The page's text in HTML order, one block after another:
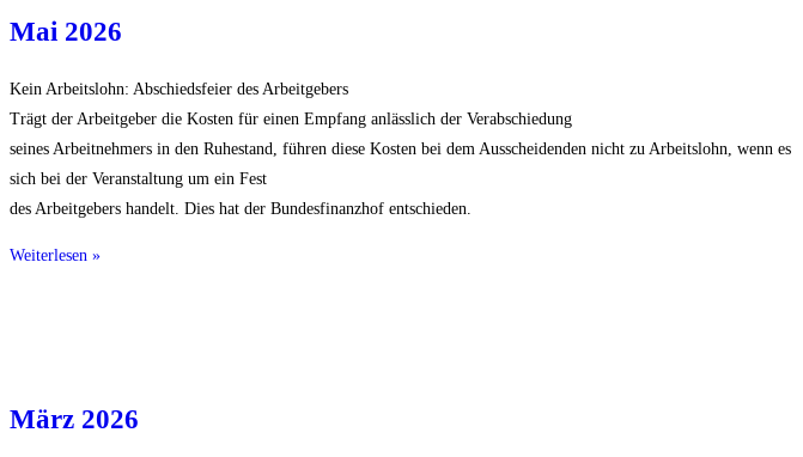
Mai 2026
Kein Arbeitslohn: Abschiedsfeier des Arbeitgebers
Trägt der Arbeitgeber die Kosten für einen Empfang anlässlich der Verabschiedung
seines Arbeitnehmers in den Ruhestand, führen diese Kosten bei dem Ausscheidenden nicht zu Arbeitslohn, wenn es
sich bei der Veranstaltung um ein Fest
des Arbeitgebers handelt. Dies hat der Bundesfinanzhof entschieden.
Weiterlesen »
März 2026